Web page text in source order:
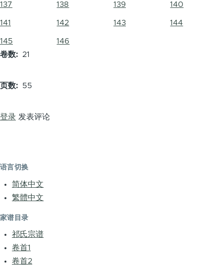
137 138 139 140
141 142 143 144
145
146
卷数
21
页数 55
登录 发表评论
语言切换
简体中文
繁體中文
家谱目录
祁氏宗谱
卷首1
卷首2